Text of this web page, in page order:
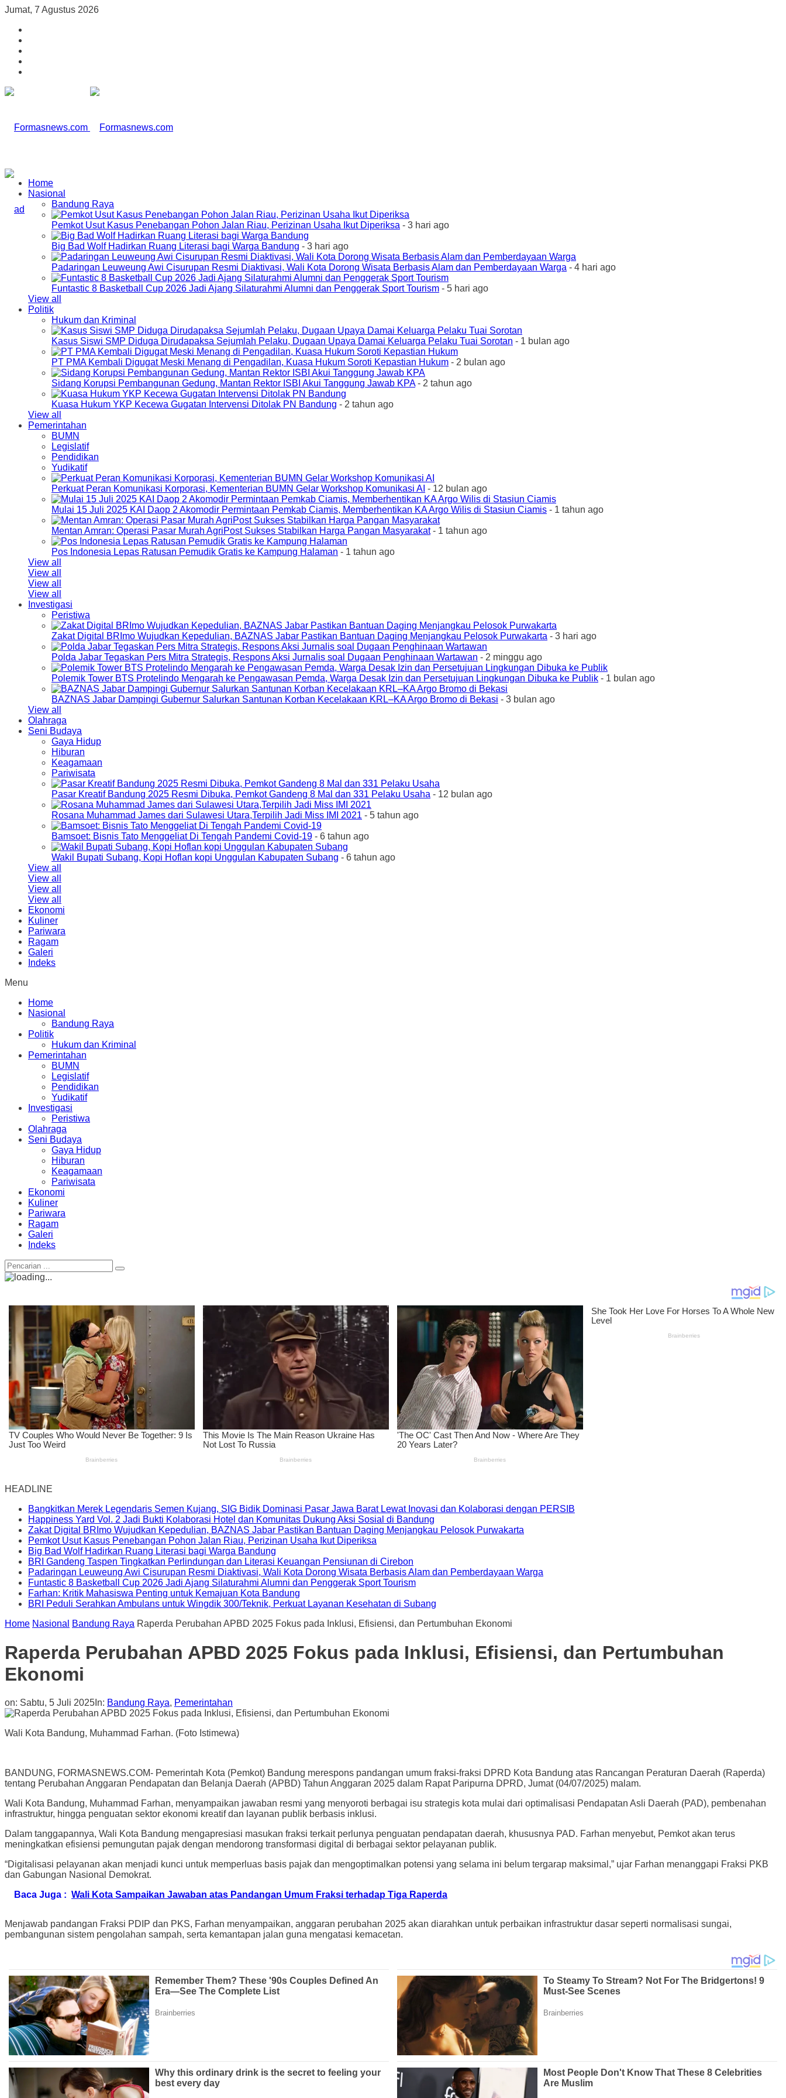
Jumat, 7 Agustus 2026
Home
Nasional
Bandung Raya
Pemkot Usut Kasus Penebangan Pohon Jalan Riau, Perizinan Usaha Ikut Diperiksa - 3 hari ago
Big Bad Wolf Hadirkan Ruang Literasi bagi Warga Bandung - 3 hari ago
Padaringan Leuweung Awi Cisurupan Resmi Diaktivasi, Wali Kota Dorong Wisata Berbasis Alam dan Pemberdayaan Warga - 4 hari ago
Funtastic 8 Basketball Cup 2026 Jadi Ajang Silaturahmi Alumni dan Penggerak Sport Tourism - 5 hari ago
View all
Politik
Hukum dan Kriminal
Kasus Siswi SMP Diduga Dirudapaksa Sejumlah Pelaku, Dugaan Upaya Damai Keluarga Pelaku Tuai Sorotan - 1 bulan ago
PT PMA Kembali Digugat Meski Menang di Pengadilan, Kuasa Hukum Soroti Kepastian Hukum - 2 bulan ago
Sidang Korupsi Pembangunan Gedung, Mantan Rektor ISBI Akui Tanggung Jawab KPA- 2 tahun ago
Kuasa Hukum YKP Kecewa Gugatan Intervensi Ditolak PN Bandung - 2 tahun ago
View all
Pemerintahan
BUMN
Legislatif
Pendidikan
Yudikatif
Perkuat Peran Komunikasi Korporasi, Kementerian BUMN Gelar Workshop Komunikasi AI - 12 bulan ago
Mulai 15 Juli 2025 KAI Daop 2 Akomodir Permintaan Pemkab Ciamis, Memberhentikan KA Argo Wilis di Stasiun Ciamis - 1 tahun ago
Mentan Amran: Operasi Pasar Murah AgriPost Sukses Stabilkan Harga Pangan Masyarakat- 1 tahun ago
Pos Indonesia Lepas Ratusan Pemudik Gratis ke Kampung Halaman - 1 tahun ago
View all
View all
View all
View all
Investigasi
Peristiwa
Zakat Digital BRImo Wujudkan Kepedulian, BAZNAS Jabar Pastikan Bantuan Daging Menjangkau Pelosok Purwakarta - 3 hari ago
Polda Jabar Tegaskan Pers Mitra Strategis, Respons Aksi Jurnalis soal Dugaan Penghinaan Wartawan - 2 minggu ago
Polemik Tower BTS Protelindo Mengarah ke Pengawasan Pemda, Warga Desak Izin dan Persetujuan Lingkungan Dibuka ke Publik - 1 bulan ago
BAZNAS Jabar Dampingi Gubernur Salurkan Santunan Korban Kecelakaan KRL–KA Argo Bromo di Bekasi - 3 bulan ago
View all
Olahraga
Seni Budaya
Gaya Hidup
Hiburan
Keagamaan
Pariwisata
Pasar Kreatif Bandung 2025 Resmi Dibuka, Pemkot Gandeng 8 Mal dan 331 Pelaku Usaha - 12 bulan ago
Rosana Muhammad James dari Sulawesi Utara,Terpilih Jadi Miss IMI 2021 - 5 tahun ago
Bamsoet: Bisnis Tato Menggeliat Di Tengah Pandemi Covid-19 - 6 tahun ago
Wakil Bupati Subang, Kopi Hoflan kopi Unggulan Kabupaten Subang - 6 tahun ago
View all
View all
View all
View all
Ekonomi
Kuliner
Pariwara
Ragam
Galeri
Indeks
Menu
Home
Nasional
Bandung Raya
Politik
Hukum dan Kriminal
Pemerintahan
BUMN
Legislatif
Pendidikan
Yudikatif
Investigasi
Peristiwa
Olahraga
Seni Budaya
Gaya Hidup
Hiburan
Keagamaan
Pariwisata
Ekonomi
Kuliner
Pariwara
Ragam
Galeri
Indeks
HEADLINE
Bangkitkan Merek Legendaris Semen Kujang, SIG Bidik Dominasi Pasar Jawa Barat Lewat Inovasi dan Kolaborasi dengan PERSIB
Happiness Yard Vol. 2 Jadi Bukti Kolaborasi Hotel dan Komunitas Dukung Aksi Sosial di Bandung
Zakat Digital BRImo Wujudkan Kepedulian, BAZNAS Jabar Pastikan Bantuan Daging Menjangkau Pelosok Purwakarta
Pemkot Usut Kasus Penebangan Pohon Jalan Riau, Perizinan Usaha Ikut Diperiksa
Big Bad Wolf Hadirkan Ruang Literasi bagi Warga Bandung
BRI Gandeng Taspen Tingkatkan Perlindungan dan Literasi Keuangan Pensiunan di Cirebon
Padaringan Leuweung Awi Cisurupan Resmi Diaktivasi, Wali Kota Dorong Wisata Berbasis Alam dan Pemberdayaan Warga
Funtastic 8 Basketball Cup 2026 Jadi Ajang Silaturahmi Alumni dan Penggerak Sport Tourism
Farhan: Kritik Mahasiswa Penting untuk Kemajuan Kota Bandung
BRI Peduli Serahkan Ambulans untuk Wingdik 300/Teknik, Perkuat Layanan Kesehatan di Subang
Home Nasional Bandung Raya Raperda Perubahan APBD 2025 Fokus pada Inklusi, Efisiensi, dan Pertumbuhan Ekonomi
Raperda Perubahan APBD 2025 Fokus pada Inklusi, Efisiensi, dan Pertumbuhan
Ekonomi
on: Sabtu, 5 Juli 2025 In: Bandung Raya, Pemerintahan
Wali Kota Bandung, Muhammad Farhan. (Foto Istimewa)
BANDUNG, FORMASNEWS.COM- Pemerintah Kota (Pemkot) Bandung merespons pandangan umum fraksi-fraksi DPRD Kota Bandung atas Rancangan Peraturan Daerah (Raperda)
tentang Perubahan Anggaran Pendapatan dan Belanja Daerah (APBD) Tahun Anggaran 2025 dalam Rapat Paripurna DPRD, Jumat (04/07/2025) malam.
Wali Kota Bandung, Muhammad Farhan, menyampaikan jawaban resmi yang menyoroti berbagai isu strategis kota mulai dari optimalisasi Pendapatan Asli Daerah (PAD), pembenahan
infrastruktur, hingga penguatan sektor ekonomi kreatif dan layanan publik berbasis inklusi.
Dalam tanggapannya, Wali Kota Bandung mengapresiasi masukan fraksi terkait perlunya penguatan pendapatan daerah, khususnya PAD. Farhan menyebut, Pemkot akan terus
meningkatkan efisiensi pemungutan pajak dengan mendorong transformasi digital di berbagai sektor pelayanan publik.
“Digitalisasi pelayanan akan menjadi kunci untuk memperluas basis pajak dan mengoptimalkan potensi yang selama ini belum tergarap maksimal,” ujar Farhan menanggapi Fraksi PKB
dan Gabungan Nasional Demokrat.
Baca Juga : Wali Kota Sampaikan Jawaban atas Pandangan Umum Fraksi terhadap Tiga Raperda
Menjawab pandangan Fraksi PDIP dan PKS, Farhan menyampaikan, anggaran perubahan 2025 akan diarahkan untuk perbaikan infrastruktur dasar seperti normalisasi sungai,
pembangunan sistem pengolahan sampah, serta kemantapan jalan guna mengatasi kemacetan.